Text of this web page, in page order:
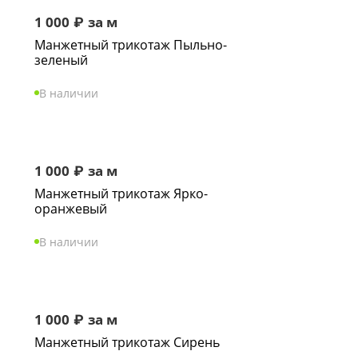
1 000 ₽ за м
Манжетный трикотаж Пыльно-
зеленый
В наличии
1 000 ₽ за м
Манжетный трикотаж Ярко-
оранжевый
В наличии
1 000 ₽ за м
Манжетный трикотаж Сирень